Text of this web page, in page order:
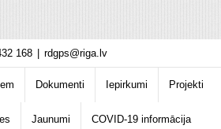
168 rdgps@riga.lv
Dokumenti Iepirkumi Projekti
Jaunumi COVID-19 informācija